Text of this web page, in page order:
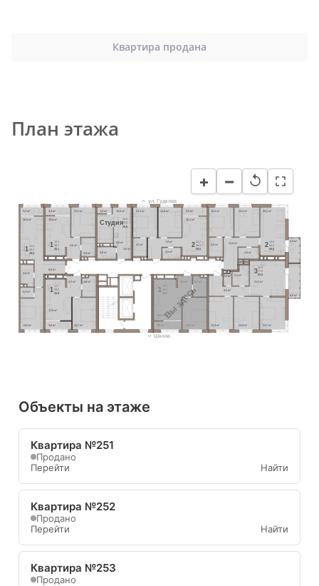
Квартира продана
План этажа
+ − ↺
12,7 м²
4,8 м²
17,0 м²
4,7 м²
3,6 м²
1
12,7
39,2
42,8
13,6 м²
4,6 м²
3,3 м²
16,8 м²
8,9 м²
2,3 м²
1
13,6
46,2
49,5
12,1 м²
4,4 м²
4,6 м²
3,4 м²
15,6 м²
1
12,1
36,7
40,1
5,6 м²
3,8 м²
15,6 м²
1,5 м²
3,0 м²
Cтудия
15,6
28,0
29,5
12,4 м² 11,8 м²
4,3 м²
16,1 м²
3,5 м²
3,5 м²
7,9 м² 2
24,2
56,0
59,5
12,2 м² 12,4 м² 20,2 м²
11,0 м²
4,0 м²
4,4 м²
4,6 м² 2
24,6
64,4
68,8
13,4 м² 13,8 м² 13,7 м²
21,0 м²
6,0 м²
5,1 м²
9,0 м²
1,6 м²
3
40,9
77,6
83,6
4,7 м²
13,1 м²
18,1 м²
5,0 м²
3,8 м²
1
40,9
44,7
Вы здесь
ул. Гудкова
Школа
Объекты на этаже
Квартира №251
Продано
Перейти
Найти
Квартира №252
Продано
Перейти
Найти
Квартира №253
Продано